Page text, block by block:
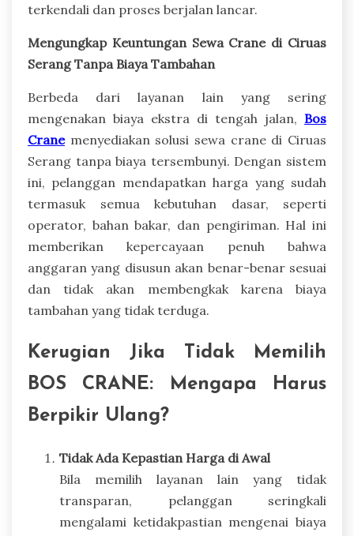
terkendali dan proses berjalan lancar.
Mengungkap Keuntungan Sewa Crane di Ciruas
Serang Tanpa Biaya Tambahan
Berbeda dari layanan lain yang sering
mengenakan biaya ekstra di tengah jalan, Bos
Cranemenyediakan solusi sewa crane di Ciruas
Serang tanpa biaya tersembunyi. Dengan sistem
ini, pelanggan mendapatkan harga yang sudah
termasuk semua kebutuhan dasar, seperti
operator, bahan bakar, dan pengiriman. Hal ini
memberikan kepercayaan penuh bahwa
anggaran yang disusun akan benar-benar sesuai
dan tidak akan membengkak karena biaya
tambahan yang tidak terduga.
Kerugian Jika Tidak Memilih
BOS CRANE: Mengapa Harus
Berpikir Ulang?
Tidak Ada Kepastian Harga di Awal
Bila memilih layanan lain yang tidak
transparan, pelanggan seringkali
mengalami ketidakpastian mengenai biaya